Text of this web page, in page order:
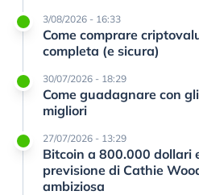
3/08/2026 - 16:33
Come comprare
completa (e sicura)
30/07/2026 - 18:29
Come guadagnare con
migliori
27/07/2026 - 13:29
Bitcoin a 800.000 dollari
previsione di Cathie
ambiziosa